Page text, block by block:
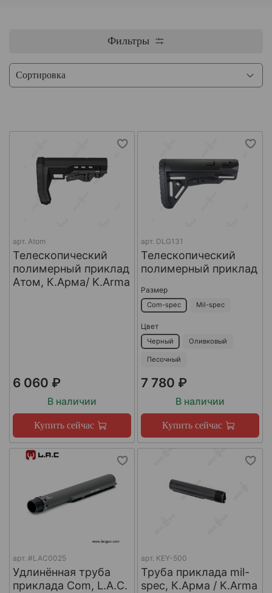
Фильтры
арт. Atom
Телескопический
полимерный приклад
Атом, К.Арма/ K.Arma
6 060 ₽
В наличии
Купить сейчас
арт. DLG131
Телескопический
полимерный приклад
Размер
Com-spec Mil-spec
Цвет
Черный Оливковый
Песочный
7 780 ₽
В наличии
Купить сейчас
арт. #LAC0025
Удлинённая труба
приклада Com, L.A.C.
арт. KEY-500
Труба приклада mil-
spec, К.Арма / K.Arma